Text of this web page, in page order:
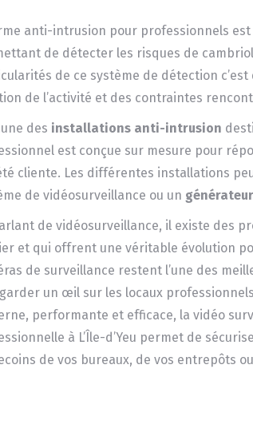
anti-intrusion pour professionnels
de détecter les risques de
de ce système de détection c’est
de l’activité et des contraintes
des installations anti-intrusion
est conçue sur mesure pour
cliente. Les différentes installations
de vidéosurveillance ou un
de vidéosurveillance, il existe des
et qui offrent une véritable évolution
de surveillance restent l’une des
un œil sur les locaux
performante et efficace, la vidéo
à L’Île-d’Yeu permet de
de vos bureaux, de vos entrepôts